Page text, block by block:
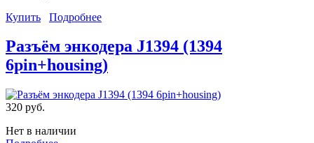
Купить
Подробнее
Разъём энкодера J1394 (1394
6pin+housing)
320 руб.
Нет в наличии